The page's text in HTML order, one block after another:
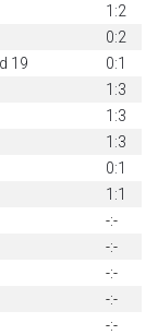
1:2
0:2
19
0:1
1:3
1:3
1:3
0:1
1:1
-:-
-:-
-:-
-:-
-:-